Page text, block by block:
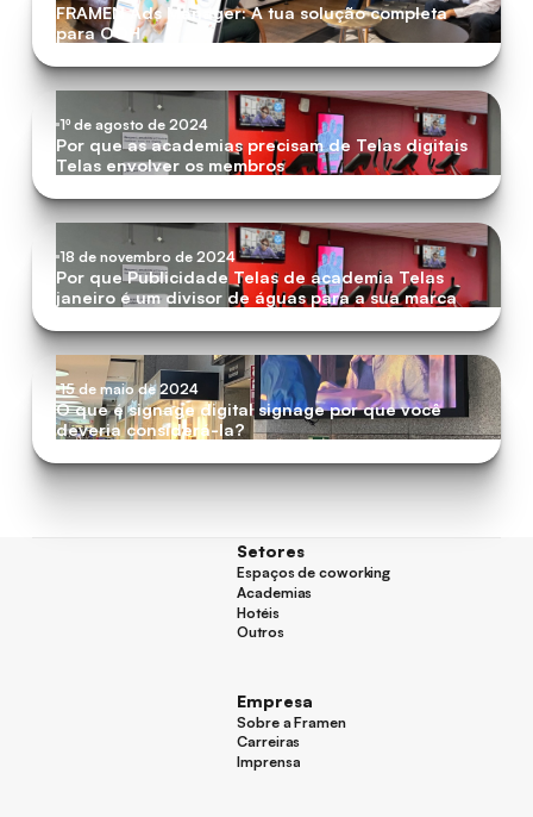
FRAMEN Ads Manager: A tua solução completa
para OOH
1º de agosto de 2024
Por que as academias precisam de Telas digitais
Telas envolver os membros
18 de novembro de 2024
Por que Publicidade Telas de academia Telas
janeiro é um divisor de águas para a sua marca
15 de maio de 2024
O que é signage digital signage por que você
deveria considerá-la?
Setores
Espaços de coworking
Espaços de coworking
Academias
Academias
Hotéis
Hotéis
Outros
Empresa
Sobre a Framen
Sobre a Framen
Carreiras
Carreiras
Imprensa